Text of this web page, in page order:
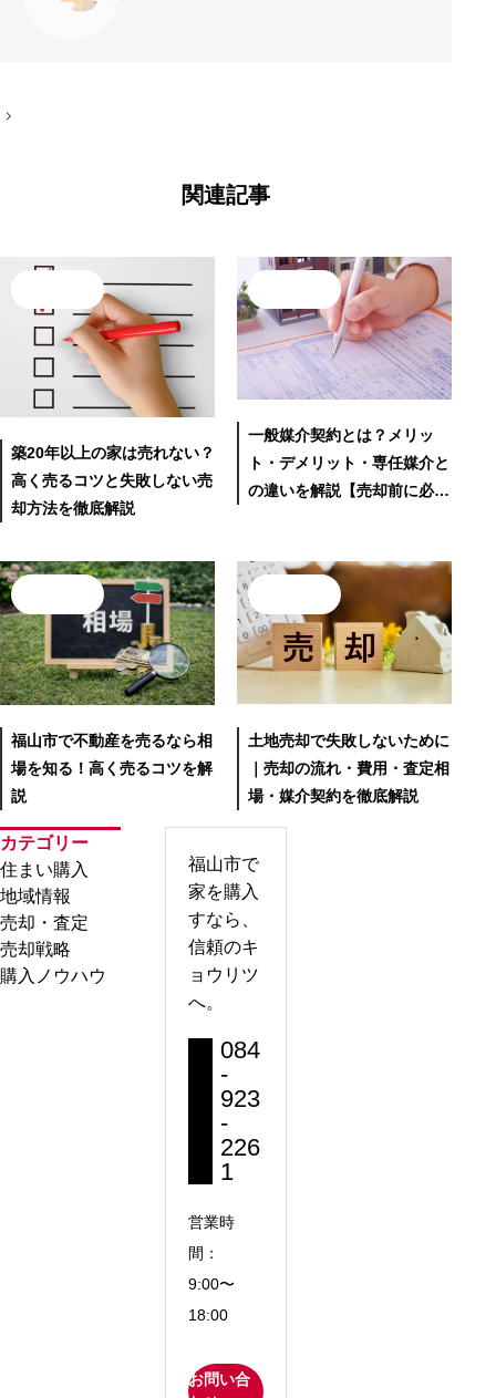
投
関連記事
築20年以上の家は売れない？
高く売るコツと失敗しない売
却方法を徹底解説
一般媒介契約とは？メリッ
ト・デメリット・専任媒介と
の違いを解説【売却前に必
福山市で不動産を売るなら相
場を知る！高く売るコツを解
説
土地売却で失敗しないために
｜売却の流れ・費用・査定相
場・媒介契約を徹底解説
カテゴリー
住まい購入
地域情報
売却・査定
売却戦略
購入ノウハウ
福山市で
家を購入
すなら、
信頼のキ
ョウリツ
へ。
084
-
923
-
226
1
営業時
間：
9:00〜
18:00
お問い合